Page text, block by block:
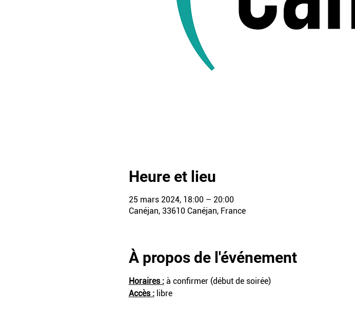
Heure et lieu
25 mars 2024, 18:00 – 20:00
Canéjan, 33610 Canéjan, France
À propos de l'événement
Horaires : à confirmer (début de soirée)
Accès : libre